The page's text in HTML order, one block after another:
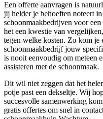
Een offerte aanvragen is
jij helder je behoeften noteert
schoonmaakbedrijven voor
het een kwestie van
tegen welke kosten. Zo kom je
schoonmaakbedrijf jouw
is nooit eenvoudig om meteen
assisteren met de schoonmaak.
Dit wil niet zeggen dat het
potje past een dekseltje. Wij
succesvolle samenwerking
gratis offertes om snel in